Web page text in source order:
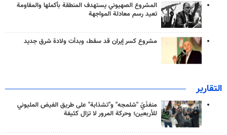
المشروع الصهيوني يستهدف المنطقة بأكملها والمقاومة
تعيد رسم معادلة المواجهة
مشروع كسر إيران قد سقط، وبدأت ولادة شرق جديد
التقارير
منفذَيّ "شلمجه" و"تشذابة" على طريق الفيض المليوني
للأربعين؛ وحركة المرور لا تزال كثيفة